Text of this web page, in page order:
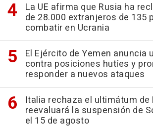
La UE afirma que Rusia ha
de 28.000 extranjeros de 135
combatir en Ucrania
El Ejército de Yemen anuncia
contra posiciones hutíes y
responder a nuevos ataques
Italia rechaza el ultimátum de
reevaluará la suspensión de
el 15 de agosto